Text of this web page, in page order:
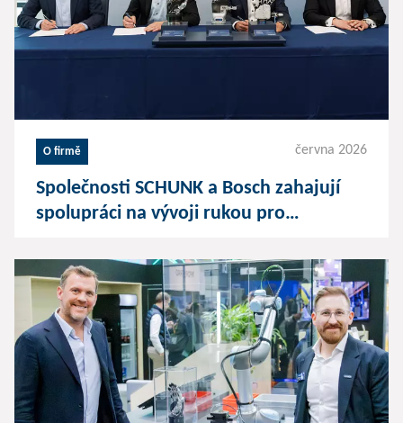
O firmě června 2026
Společnosti SCHUNK a Bosch zahajují
spolupráci na vývoji rukou pro